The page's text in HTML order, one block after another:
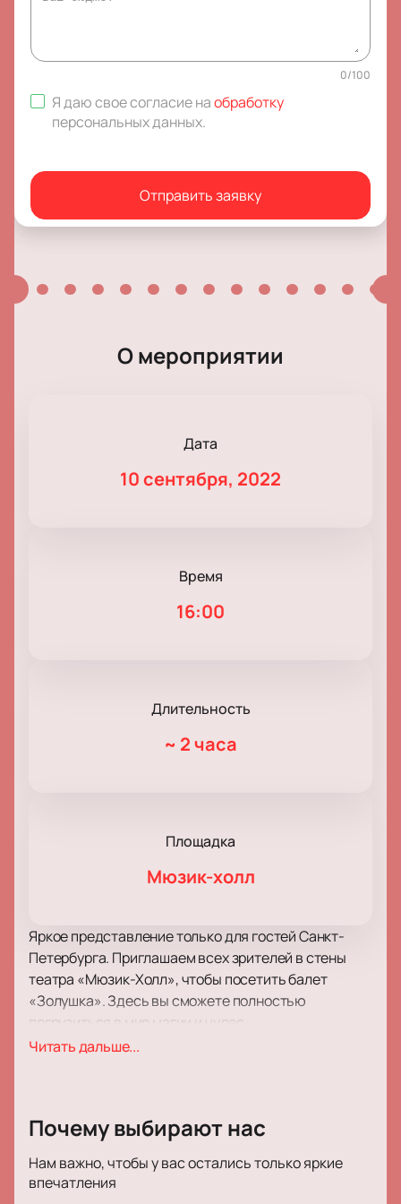
0/100
Я даю свое согласие наобработку
персональных данных.
Отправить заявку
О мероприятии
Дата
10 сентября, 2022
Время
16:00
Длительность
~ 2 часа
Площадка
Мюзик-холл
Яркое представление только для гостей Санкт-
Петербурга. Приглашаем всех зрителей в стены
театра «Мюзик-Холл», чтобы посетить балет
«Золушка». Здесь вы сможете полностью
погрузиться в мир магии и чудес.
Необычная интерпретация классического балета,
из самой сказки. Познакомьтесь с историей
собственного дома.
Прекрасный принц, сказочный был,
Читать дальше...
Почему выбирают нас
Нам важно, чтобы у вас остались только яркие
впечатления